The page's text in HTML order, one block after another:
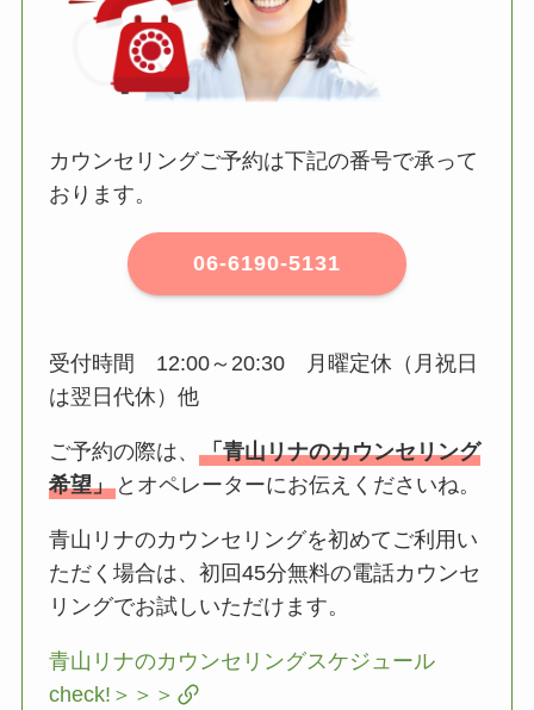
カウンセリングご予約は下記の番号で承って
おります。
06-6190-5131
受付時間 12:00～20:30 月曜定休（月祝日
は翌日代休）他
ご予約の際は、「青山リナのカウンセリング
希望」 とオペレーターにお伝えくださいね。
青山リナのカウンセリングを初めてご利用い
ただく場合は、初回45分無料の電話カウンセ
リングでお試しいただけます。
青山リナのカウンセリングスケジュール
check!＞＞＞